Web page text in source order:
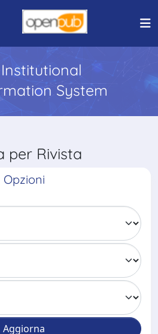
Institutional
System
per Rivista
Opzioni